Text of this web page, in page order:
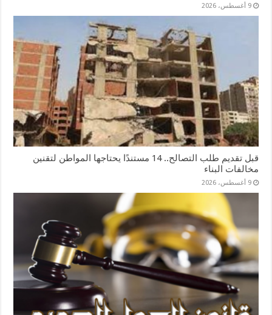
9 أغسطس، 2026
قبل تقديم طلب التصالح.. 14 مستندًا يحتاجها المواطن لتقنين
مخالفات البناء
9 أغسطس، 2026